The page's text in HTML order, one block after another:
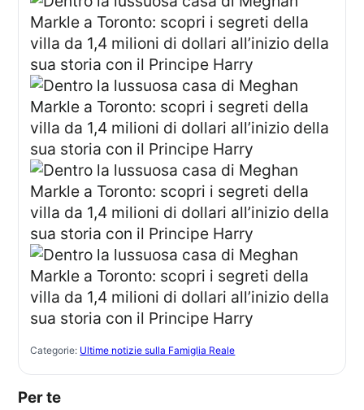
Categorie: Ultime notizie sulla Famiglia Reale
Per te